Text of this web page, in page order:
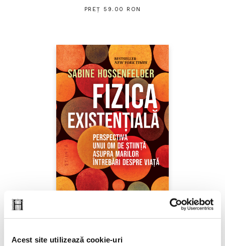
Acest site utilizează cookie-uri
PREȚ 59.00 RON